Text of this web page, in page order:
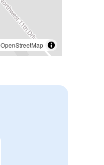
OpenStreetMap